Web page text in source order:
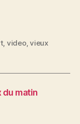
, video,vieux
du matin